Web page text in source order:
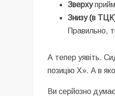
Зверху
Знизу (в
Правильно,
А тепер уявіть.
позицію Х». А в
Ви серйозно